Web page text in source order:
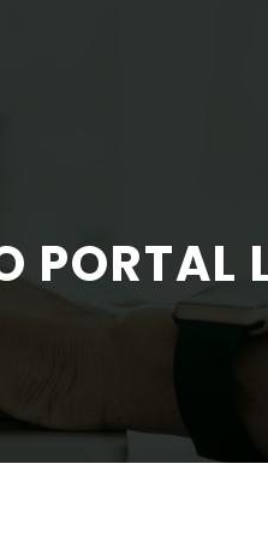
PORTAL